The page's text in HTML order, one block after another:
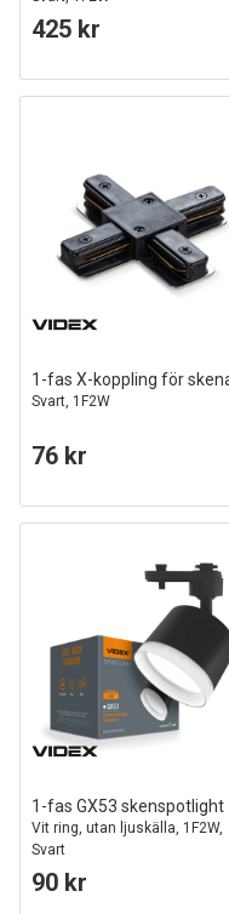
425 kr
1-fas X-koppling för
Svart, 1F2W
76 kr
1-fas GX53 skenspotlight
Vit ring, utan ljuskälla, 1F2W,
Svart
90 kr